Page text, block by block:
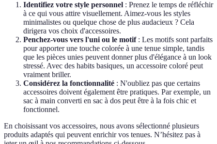
Identifiez votre style personnel : Prenez le temps de réfléchir
à ce qui vous attire visuellement. Aimez-vous les styles
minimalistes ou quelque chose de plus audacieux ? Cela
dirigera vos choix d'accessoires.
Penchez-vous vers l'uni ou le motif: Les motifs sont parfaits
pour apporter une touche colorée à une tenue simple, tandis
que les pièces unies peuvent donner plus d'élégance à un look
stressé. Avec des habits basiques, un accessoire coloré peut
vraiment briller.
Considérez la fonctionnalité : N'oubliez pas que certains
accessoires doivent également être pratiques. Par exemple, un
sac à main converti en sac à dos peut être à la fois chic et
fonctionnel.
En choisissant vos accessoires, nous avons sélectionné plusieurs
produits adaptés qui peuvent enrichir vos tenues. N’hésitez pas à